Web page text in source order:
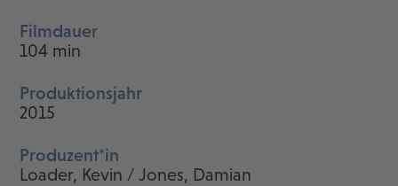
Filmdauer
104 min
Produktionsjahr
2015
Produzent*in
Loader, Kevin / Jones, Damian